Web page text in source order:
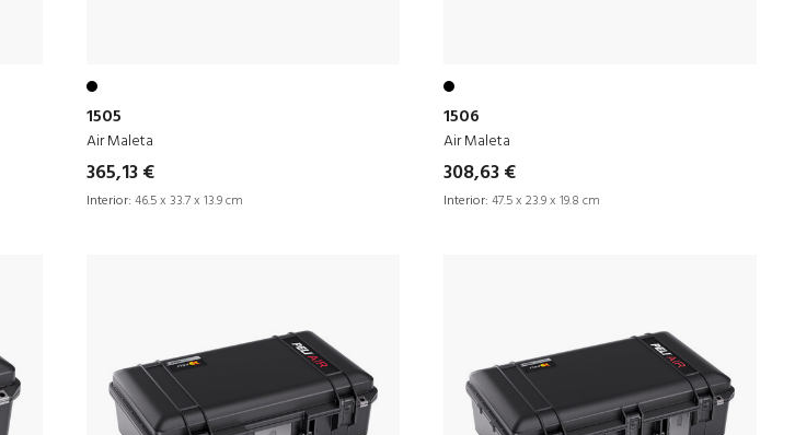
1505
Air Maleta
365,13 €
Interior: 46.5 x 33.7 x 13.9 cm
1506
Air Maleta
308,63 €
Interior: 47.5 x 23.9 x 19.8 cm